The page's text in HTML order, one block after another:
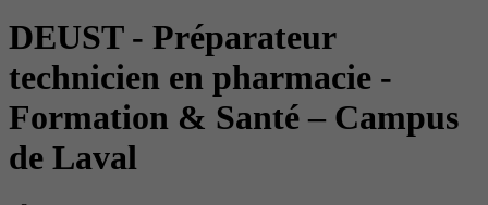
DEUST - Préparateur
technicien en pharmacie -
Formation & Santé – Campus
de Laval